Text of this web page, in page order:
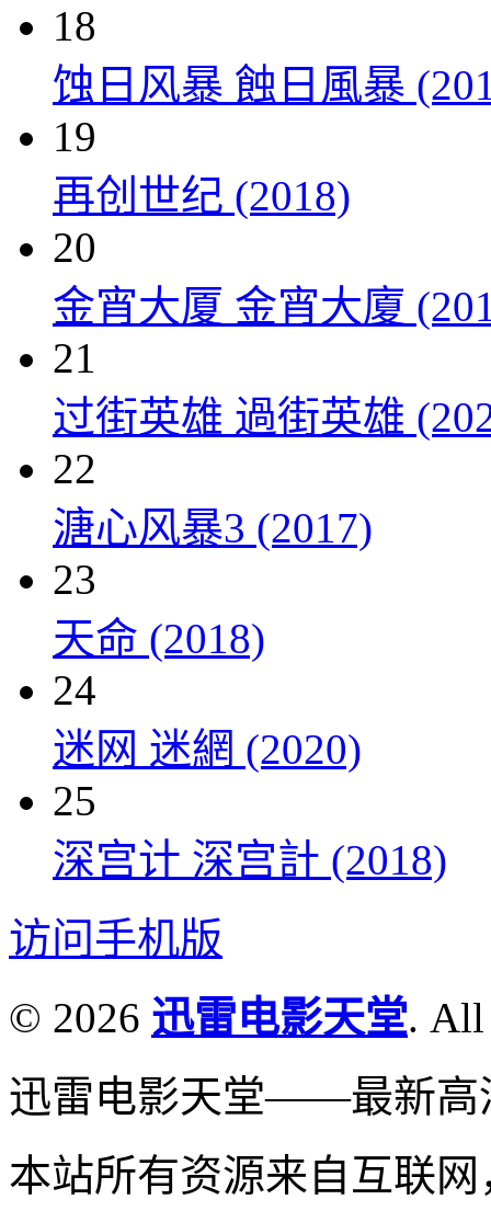
18
蚀日风暴 蝕日風暴
19
再创世纪 (2018)
20
金宵大厦 金宵大廈
21
过街英雄 過街英雄
22
溏心风暴3 (2017)
23
天命 (2018)
24
迷网 迷網 (2020)
25
深宫计 深宫計 (2018)
访问手机版
© 2026 迅雷电影天堂. All
迅雷电影天堂——最新高
本站所有资源来自互联